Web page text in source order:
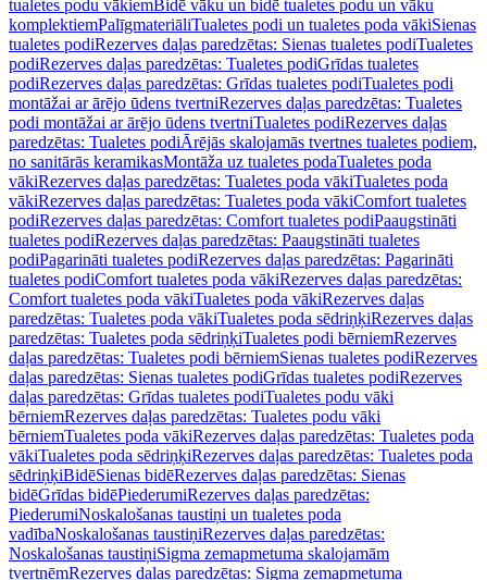
tualetes podu vākiemBidē vāku un bidē tualetes podu un vāku
komplektiemPalīgmateriāliTualetes podi un tualetes poda vākiSienas
tualetes podiRezerves daļas paredzētas: Sienas tualetes podiTualetes
podiRezerves daļas paredzētas: Tualetes podiGrīdas tualetes
podiRezerves daļas paredzētas: Grīdas tualetes podiTualetes podi
montāžai ar ārējo ūdens tvertniRezerves daļas paredzētas: Tualetes
podi montāžai ar ārējo ūdens tvertniTualetes podiRezerves daļas
paredzētas: Tualetes podiĀrējās skalojamās tvertnes tualetes podiem,
no sanitārās keramikasMontāža uz tualetes podaTualetes poda
vākiRezerves daļas paredzētas: Tualetes poda vākiTualetes poda
vākiRezerves daļas paredzētas: Tualetes poda vākiComfort tualetes
podiRezerves daļas paredzētas: Comfort tualetes podiPaaugstināti
tualetes podiRezerves daļas paredzētas: Paaugstināti tualetes
podiPagarināti tualetes podiRezerves daļas paredzētas: Pagarināti
tualetes podiComfort tualetes poda vākiRezerves daļas paredzētas:
Comfort tualetes poda vākiTualetes poda vākiRezerves daļas
paredzētas: Tualetes poda vākiTualetes poda sēdriņķiRezerves daļas
paredzētas: Tualetes poda sēdriņķiTualetes podi bērniemRezerves
daļas paredzētas: Tualetes podi bērniemSienas tualetes podiRezerves
daļas paredzētas: Sienas tualetes podiGrīdas tualetes podiRezerves
daļas paredzētas: Grīdas tualetes podiTualetes podu vāki
bērniemRezerves daļas paredzētas: Tualetes podu vāki
bērniemTualetes poda vākiRezerves daļas paredzētas: Tualetes poda
vākiTualetes poda sēdriņķiRezerves daļas paredzētas: Tualetes poda
sēdriņķiBidēSienas bidēRezerves daļas paredzētas: Sienas
bidēGrīdas bidēPiederumiRezerves daļas paredzētas:
PiederumiNoskalošanas taustiņi un tualetes poda
vadībaNoskalošanas taustiņiRezerves daļas paredzētas:
Noskalošanas taustiņiSigma zemapmetuma skalojamām
tvertnēmRezerves daļas paredzētas: Sigma zemapmetuma